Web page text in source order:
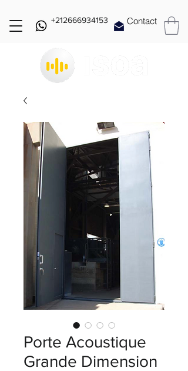
Contact
+212666934153
Porte Acoustique
Grande Dimension